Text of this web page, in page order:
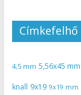
Címkefelhő
4,5 mm 5,56x45 mm
knall 9x19 9x19 mm